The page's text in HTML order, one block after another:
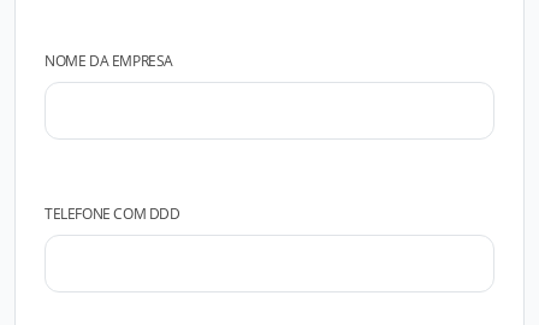
NOME DA EMPRESA
TELEFONE COM DDD